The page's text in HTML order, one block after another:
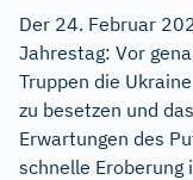
Der 24. Februar
Jahrestag: Vor
Truppen die
zu besetzen und
Erwartungen des
schnelle Eroberung